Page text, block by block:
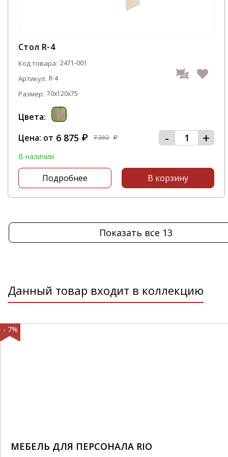
Стол R-4
Код товара: 2471-001
Артикул: R-4
Размер: 70x120x75
Цвета:
Цена: от 6 875 ₽ 7 392 ₽ - +
В наличии
Подробнее В корзину
Показать все 13
Данный товар входит в коллекцию
- 7%
МЕБЕЛЬ ДЛЯ ПЕРСОНАЛА RIO